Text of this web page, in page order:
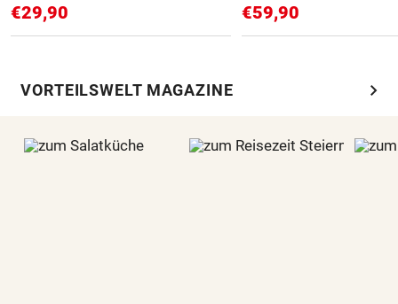
€29,90 €59,90
VORTEILSWELT MAGAZINE chevron_right